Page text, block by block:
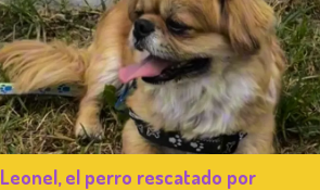
Leonel, el perro rescatado por